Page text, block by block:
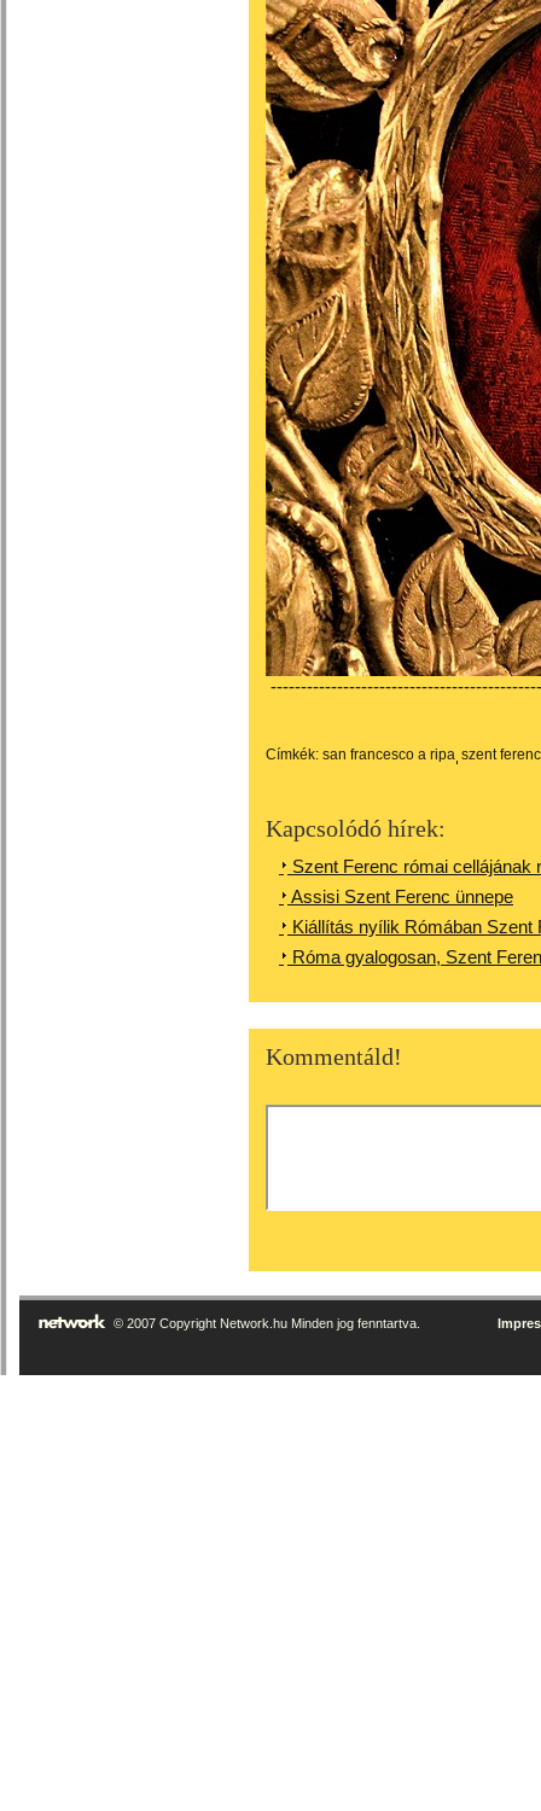
Címkék: san francesco a ripa szent ferenc
Kapcsolódó hírek:
Szent Ferenc római cellájának
Assisi Szent Ferenc ünnepe
Kiállítás nyílik Rómában Szent
Róma gyalogosan, Szent
Kommentáld!
© 2007 Copyright Network.hu Minden jog fenntartva.